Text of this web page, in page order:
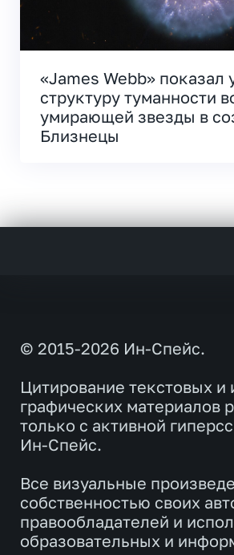
«James Webb» показал
структуру туманности
умирающей звезды в
Близнецы
© 2015-2026 Ин-Спейс.
Цитирование текстовых и
графических материалов
только с активной
Ин-Спейс.
Все визуальные
собственностью своих
правообладателей и
образовательных и